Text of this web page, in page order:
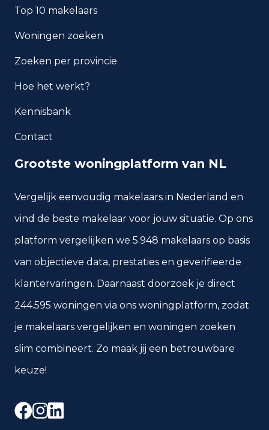
Hoe veilig is wonen in
Welke woningtypen komen
het meest voor in Terheijden?
Top 10 makelaars
Woningen zoeken
Zoeken per provincie
Hoe het werkt?
Kennisbank
Contact
Grootste woningplatform van NL
Vergelijk eenvoudig makelaars in Nederland en
vind de beste makelaar voor jouw situatie. Op ons
platform vergelijken we 5.948 makelaars op basis
van objectieve data, prestaties en geverifieerde
klantervaringen. Daarnaast doorzoek je direct
244.595 woningen via ons woningplatform, zodat
je makelaars vergelijken en woningen zoeken
slim combineert. Zo maak jij een betrouwbare
keuze!
Facebook
Instagram
LinkedIn